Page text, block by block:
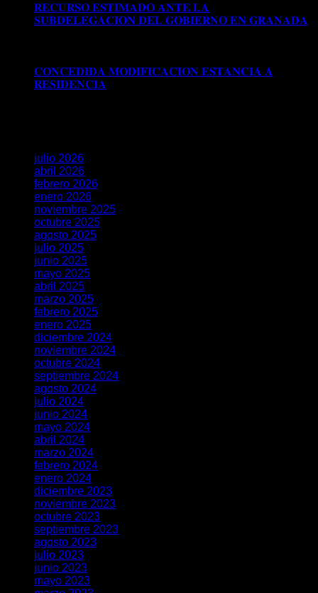
𝐑𝐄𝐂𝐔𝐑𝐒𝐎 𝐄𝐒𝐓𝐈𝐌𝐀𝐃𝐎 𝐀𝐍𝐓𝐄 𝐋𝐀
𝐒𝐔𝐁𝐃𝐄𝐋𝐄𝐆𝐀𝐂𝐈𝐎𝐍 𝐃𝐄𝐋 𝐆𝐎𝐁𝐈𝐄𝐑𝐍𝐎 𝐄𝐍 𝐆𝐑𝐀𝐍𝐀𝐃𝐀
𝐂𝐎𝐍𝐂𝐄𝐃𝐈𝐃𝐀 𝐌𝐎𝐃𝐈𝐅𝐈𝐂𝐀𝐂𝐈𝐎𝐍 𝐄𝐒𝐓𝐀𝐍𝐂𝐈𝐀 𝐀
𝐑𝐄𝐒𝐈𝐃𝐄𝐍𝐂𝐈𝐀
julio 2026
abril 2026
febrero 2026
enero 2026
noviembre 2025
octubre 2025
agosto 2025
julio 2025
junio 2025
mayo 2025
abril 2025
marzo 2025
febrero 2025
enero 2025
diciembre 2024
noviembre 2024
octubre 2024
septiembre 2024
agosto 2024
julio 2024
junio 2024
mayo 2024
abril 2024
marzo 2024
febrero 2024
enero 2024
diciembre 2023
noviembre 2023
octubre 2023
septiembre 2023
agosto 2023
julio 2023
junio 2023
mayo 2023